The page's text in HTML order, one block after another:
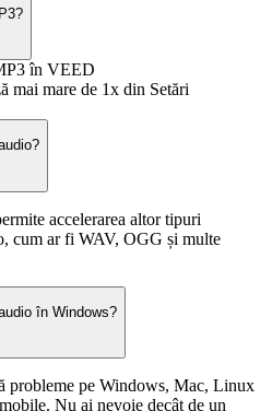
în VEED
mai mare de 1x din Setări
accelerarea altor tipuri
cum ar fi WAV, OGG și multe
în Windows?
probleme pe Windows, Mac, Linux
Nu ai nevoie decât de un